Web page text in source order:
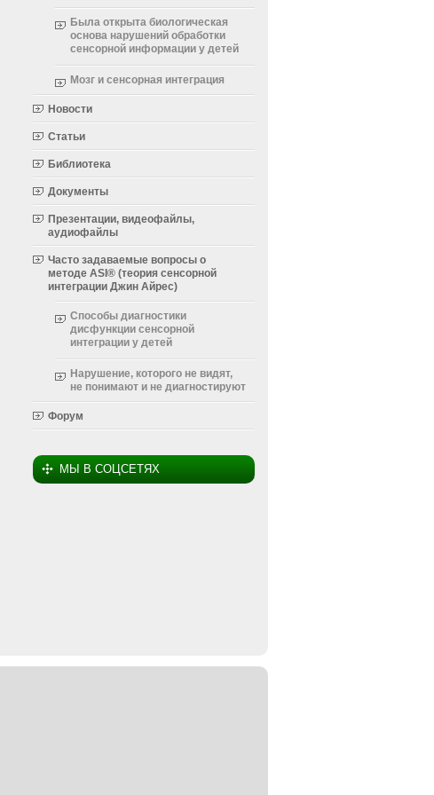
Была открыта биологическая
основа нарушений обработки
сенсорной информации у детей
Мозг и сенсорная интеграция
Новости
Статьи
Библиотека
Документы
Презентации, видеофайлы,
аудиофайлы
Часто задаваемые вопросы о
методе ASI® (теория сенсорной
интеграции Джин Айрес)
Способы диагностики
дисфункции сенсорной
интеграции у детей
Нарушение, которого не видят,
не понимают и не диагностируют
Форум
МЫ В СОЦСЕТЯХ